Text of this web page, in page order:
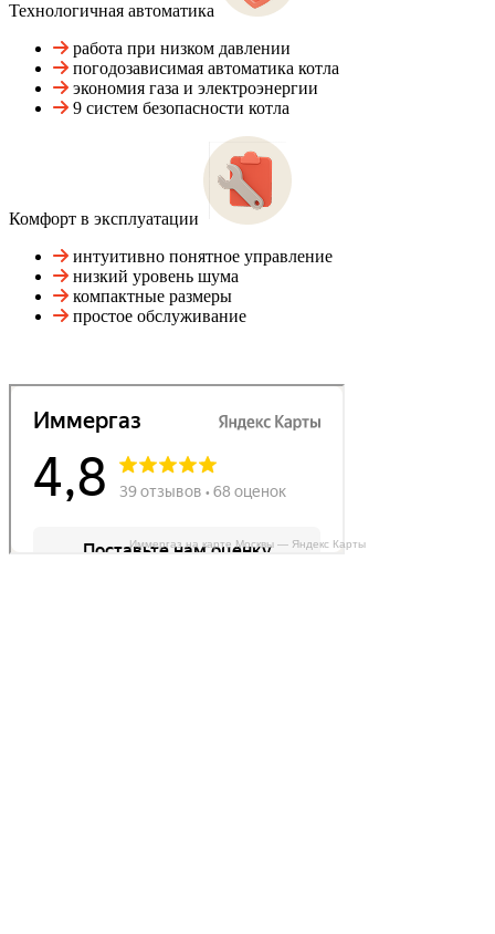
Технологичная автоматика
работа при низком давлении
погодозависимая автоматика котла
экономия газа и электроэнергии
9 систем безопасности котла
Комфорт в эксплуатации
интуитивно понятное управление
низкий уровень шума
компактные размеры
простое обслуживание
Иммергаз на карте Москвы — Яндекс Карты